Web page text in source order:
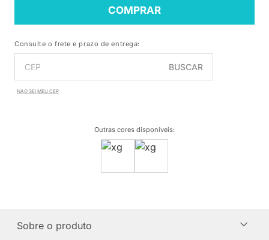
COMPRAR
Consulte o frete e prazo de entrega:
BUSCAR
NÃO SEI MEU CEP
Outras cores disponíveis:
Sobre o produto